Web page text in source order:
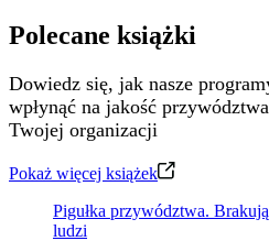
Polecane książki
Dowiedz się, jak nasze
wpłynąć na jakość
Twojej organizacji
Pokaż więcej książek
Pigułka przywództwa.
ludzi